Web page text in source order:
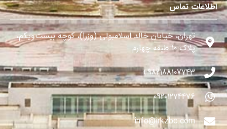
اطلاعات تماس
تهران، خیابان خالد اسلامبولی (وزرا)، کوچه بیست‌ویکم،
پلاک ۱۰ طبقه چهارم
982188107743+
09201274476
info@irkzbc.com